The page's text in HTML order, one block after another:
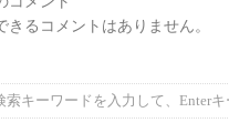
きるコメントはありません。